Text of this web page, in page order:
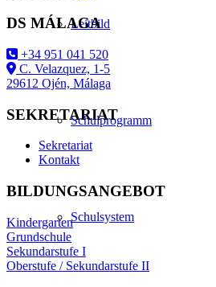
Leitbild
Schulprogramm
Schulsystem
DS MÁLAGA
+34 951 041 520
C. Velazquez, 1-5
29612 Ojén, Málaga
SEKRETARIAT
Sekretariat
Kontakt
BILDUNGSANGEBOT
Kindergarten
Grundschule
Sekundarstufe I
Oberstufe / Sekundarstufe II